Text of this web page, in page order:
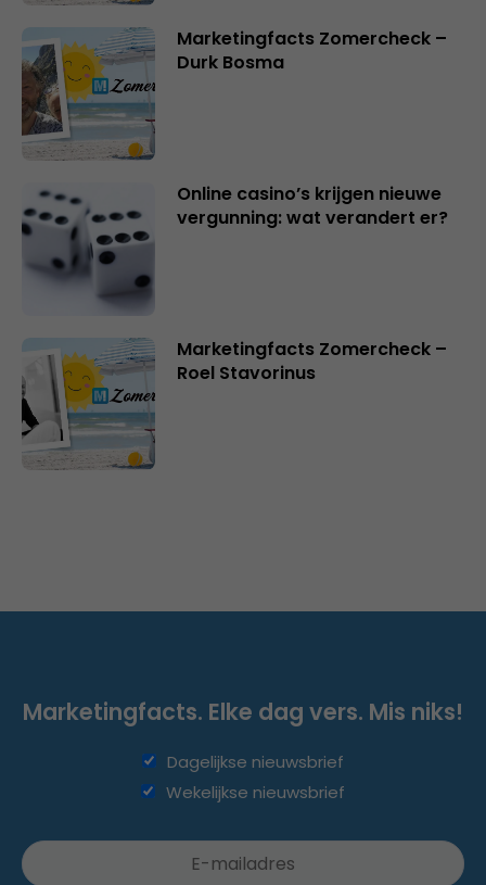
Marketingfacts Zomercheck –
Durk Bosma
Online casino’s krijgen nieuwe
vergunning: wat verandert er?
Marketingfacts Zomercheck –
Roel Stavorinus
Marketingfacts. Elke dag vers. Mis niks!
Dagelijkse nieuwsbrief
Wekelijkse nieuwsbrief